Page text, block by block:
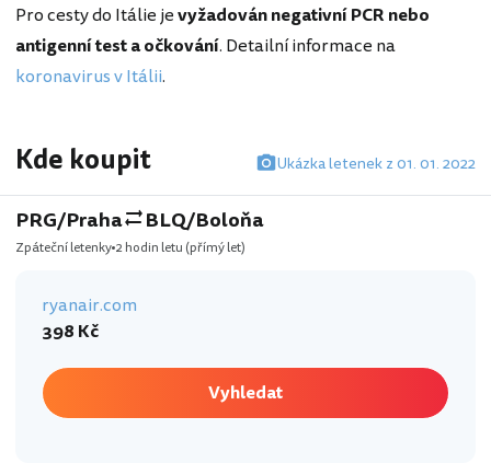
Pro cesty do Itálie jevyžadován negativní PCR nebo
antigenní test a očkování. Detailní informace na
koronavirus v Itálii.
Kde koupit Ukázka letenek z 01. 01. 2022
PRG/Praha BLQ/Boloňa
Zpáteční letenky 2 hodin letu (přímý let)
ryanair.com
398 Kč
Vyhledat